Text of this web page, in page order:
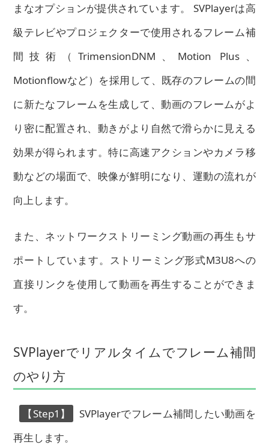
まなオプションが提供されています。 SVPlayerは高
級テレビやプロジェクターで使用されるフレーム補
間技術（TrimensionDNM、Motion Plus、
Motionflowなど）を採用して、既存のフレームの間
に新たなフレームを生成して、動画のフレームがよ
り密に配置され、動きがより自然で滑らかに見える
効果が得られます。特に高速アクションやカメラ移
動などの場面で、映像が鮮明になり、運動の流れが
向上します。
また、ネットワークストリーミング動画の再生もサ
ポートしています。ストリーミング形式M3U8への
直接リンクを使用して動画を再生することができま
す。
SVPlayerでリアルタイムでフレーム補間
のやり方
【Step1】
SVPlayerでフレーム補間したい動画を
再生します。